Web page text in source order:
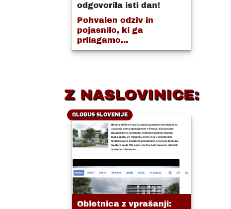
odgovorila isti dan!
Pohvalen odziv in
pojasnilo, ki ga
prilagamo...
Z NASLOVINICE:
GLOBUS SLOVENIJE
Obletnica z vprašanji: